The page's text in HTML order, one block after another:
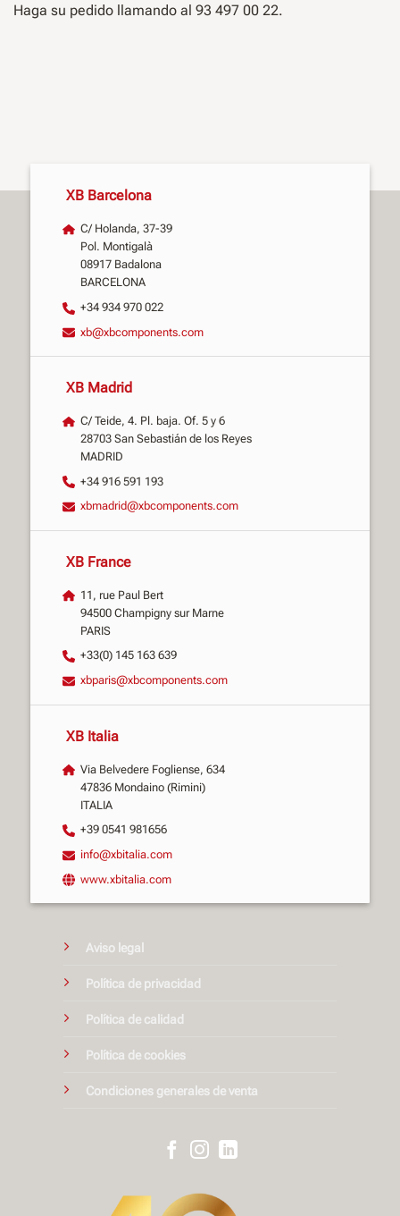
Haga su pedido llamando al 93 497 00 22.
XB Barcelona
C/ Holanda, 37-39
Pol. Montigalà
08917 Badalona
BARCELONA
+34 934 970 022
xb@xbcomponents.com
XB Madrid
C/ Teide, 4. Pl. baja. Of. 5 y 6
28703 San Sebastián de los Reyes
MADRID
+34 916 591 193
xbmadrid@xbcomponents.com
XB France
11, rue Paul Bert
94500 Champigny sur Marne
PARIS
+33(0) 145 163 639
xbparis@xbcomponents.com
XB Italia
Via Belvedere Fogliense, 634
47836 Mondaino (Rimini)
ITALIA
+39 0541 981656
info@xbitalia.com
www.xbitalia.com
Aviso legal
Política de privacidad
Política de calidad
Política de cookies
Condiciones generales de venta